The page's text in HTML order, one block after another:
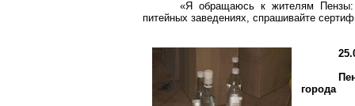
«Я обращаюсь к жителям Пензы:
питейных заведениях, спрашивайте
города